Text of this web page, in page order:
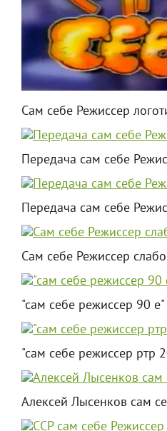
Сам себе Режиссер
Передача сам себе
Передача сам себе
Сам себе Режиссер слабо
"сам себе режиссер 90 е"
"сам себе режиссер ртр
Алексей Лысенков сам